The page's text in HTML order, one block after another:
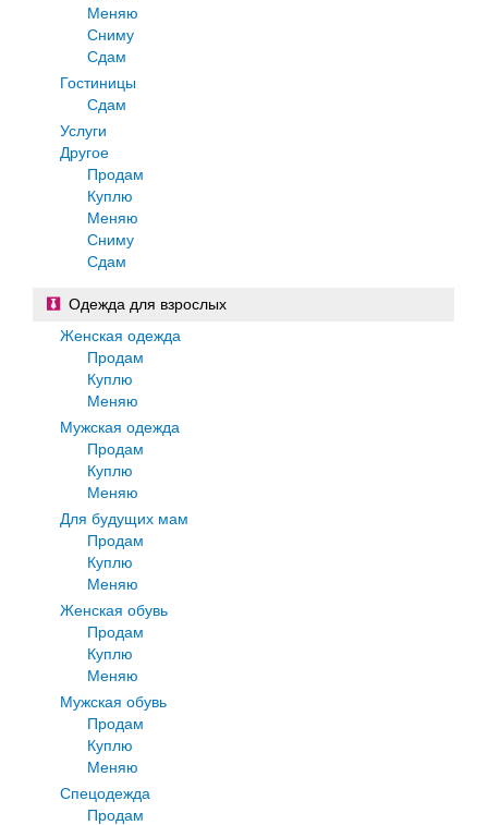
Меняю
Сниму
Сдам
Гостиницы
Сдам
Услуги
Другое
Продам
Куплю
Меняю
Сниму
Сдам
Одежда для взрослых
Женская одежда
Продам
Куплю
Меняю
Мужская одежда
Продам
Куплю
Меняю
Для будущих мам
Продам
Куплю
Меняю
Женская обувь
Продам
Куплю
Меняю
Мужская обувь
Продам
Куплю
Меняю
Спецодежда
Продам